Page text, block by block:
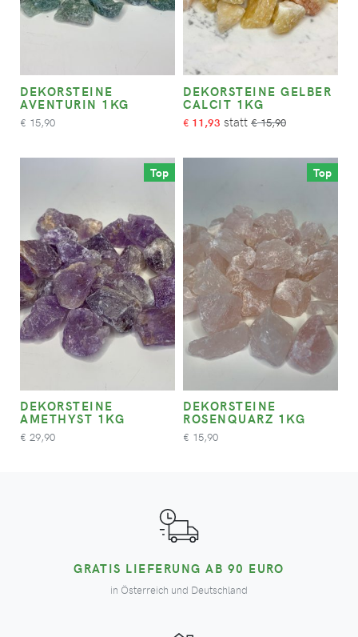
DEKORSTEINE
AVENTURIN 1KG
€ 15,90
DEKORSTEINE GELBER
CALCIT 1KG
€ 11,93 €15,90
Top
DEKORSTEINE
AMETHYST 1KG
€ 29,90
Top
DEKORSTEINE
ROSENQUARZ 1KG
€ 15,90
GRATIS LIEFERUNG AB 90 EURO
in Österreich und Deutschland